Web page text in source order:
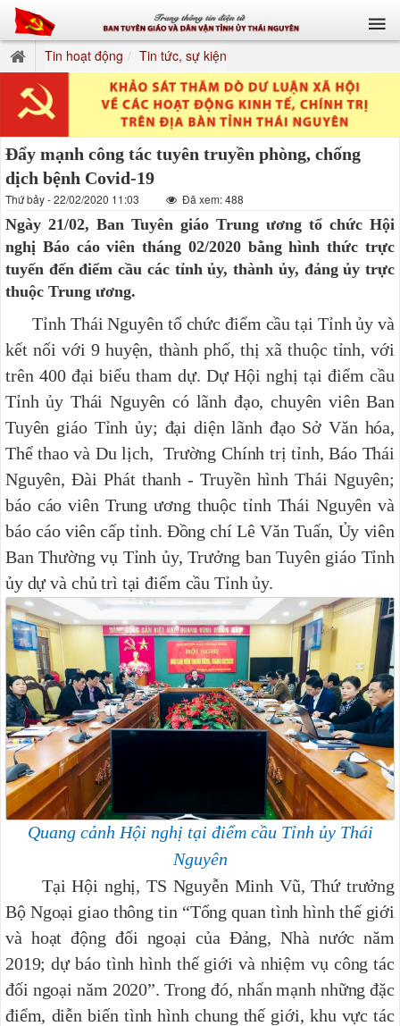
Tin hoạt động Tin tức, sự kiện
Đẩy mạnh công tác tuyên truyền phòng, chống
dịch bệnh Covid-19
Thứ bảy - 22/02/2020 11:03 Đã xem: 488
Ngày 21/02, Ban Tuyên giáo Trung ương tổ chức Hội
nghị Báo cáo viên tháng 02/2020 bằng hình thức trực
tuyến đến điểm cầu các tỉnh ủy, thành ủy, đảng ủy trực
thuộc Trung ương.
Tỉnh Thái Nguyên tổ chức điểm cầu tại Tỉnh ủy và
kết nối với 9 huyện, thành phố, thị xã thuộc tỉnh, với
trên 400 đại biểu tham dự. Dự Hội nghị tại điểm cầu
Tỉnh ủy Thái Nguyên có lãnh đạo, chuyên viên Ban
Tuyên giáo Tỉnh ủy; đại diện lãnh đạo Sở Văn hóa,
Thể thao và Du lịch, Trường Chính trị tỉnh, Báo Thái
Nguyên, Đài Phát thanh - Truyền hình Thái Nguyên;
báo cáo viên Trung ương thuộc tỉnh Thái Nguyên và
báo cáo viên cấp tỉnh. Đồng chí Lê Văn Tuấn, Ủy viên
Ban Thường vụ Tỉnh ủy, Trưởng ban Tuyên giáo Tỉnh
ủy dự và chủ trì tại điểm cầu Tỉnh ủy.
Quang cảnh Hội nghị tại điểm cầu Tỉnh ủy Thái
Nguyên
Tại Hội nghị, TS Nguyễn Minh Vũ, Thứ trưởng
Bộ Ngoại giao thông tin “Tổng quan tình hình thế giới
và hoạt động đối ngoại của Đảng, Nhà nước năm
2019; dự báo tình hình thế giới và nhiệm vụ công tác
đối ngoại năm 2020”. Trong đó, nhấn mạnh những đặc
điểm, diễn biến tình hình chung thế giới, khu vực tác